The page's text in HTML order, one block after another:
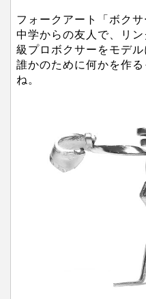
フォークアート「ボクサ
中学からの友人で、リ
級プロボクサーをモデル
誰かのために何かを作
ね。